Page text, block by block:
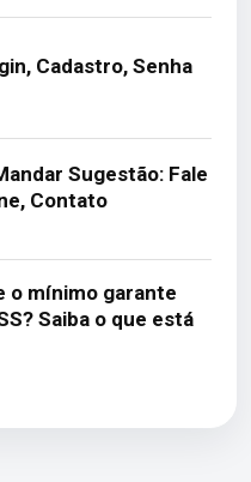
Cadastro, Senha
Sugestão: Fale
Contato
o mínimo garante
Saiba o que está